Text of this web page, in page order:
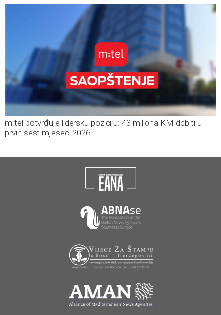
m:tel potvrđuje lidersku poziciju: 43 miliona KM dobiti u
prvih šest mjeseci 2026.